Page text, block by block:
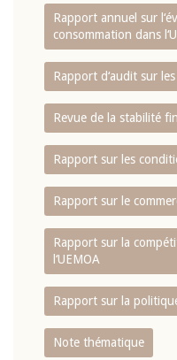
Rapport annuel sur
consommation dans
Rapport d‘audit sur
Revue de la stabilité
Rapport sur les
Rapport sur le
Rapport sur la
l‘UEMOA
Rapport sur la
Note thématique